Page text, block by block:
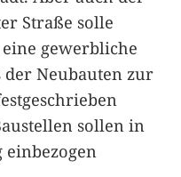
Straße solle
gewerbliche
der Neubauten zur
sollen in
einbezogen